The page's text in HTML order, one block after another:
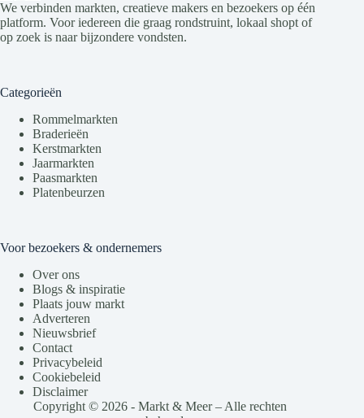
We verbinden markten, creatieve makers en bezoekers op één
platform. Voor iedereen die graag rondstruint, lokaal shopt of
op zoek is naar bijzondere vondsten.
Categorieën
Rommelmarkten
Braderieën
Kerstmarkten
Jaarmarkten
Paasmarkten
Platenbeurzen
Voor bezoekers & ondernemers
Over ons
Blogs & inspiratie
Plaats jouw markt
Adverteren
Nieuwsbrief
Contact
Privacybeleid
Cookiebeleid
Disclaimer
Copyright © 2026 - Markt & Meer – Alle rechten